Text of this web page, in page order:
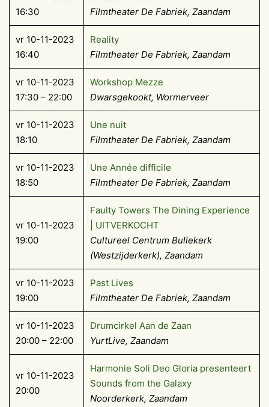
16:30
Filmtheater De Fabriek, Zaandam
vr 10-11-2023
16:40
Reality
Filmtheater De Fabriek, Zaandam
vr 10-11-2023
17:30 – 22:00
Workshop Mezze
Dwarsgekookt, Wormerveer
vr 10-11-2023
18:10
Une nuit
Filmtheater De Fabriek, Zaandam
vr 10-11-2023
18:50
Une Année difficile
Filmtheater De Fabriek, Zaandam
vr 10-11-2023
19:00
Faulty Towers The Dining Experience
| UITVERKOCHT
Cultureel Centrum Bullekerk
(Westzijderkerk), Zaandam
vr 10-11-2023
19:00
Past Lives
Filmtheater De Fabriek, Zaandam
vr 10-11-2023
20:00 – 22:00
Drumcirkel Aan de Zaan
YurtLive, Zaandam
vr 10-11-2023
20:00
Harmonie Soli Deo Gloria presenteert
Sounds from the Galaxy
Noorderkerk, Zaandam